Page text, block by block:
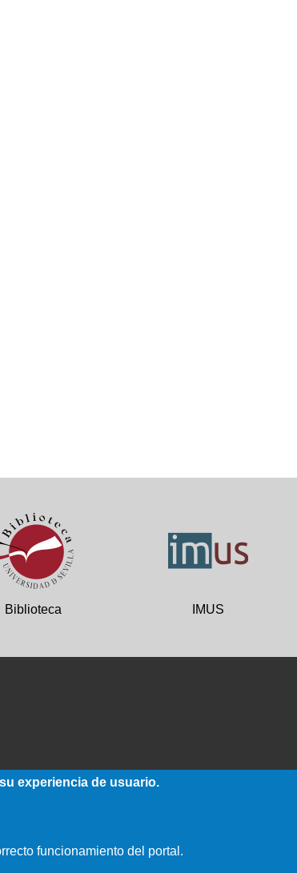
Biblioteca IMUS
experiencia de usuario.
funcionamiento del portal.